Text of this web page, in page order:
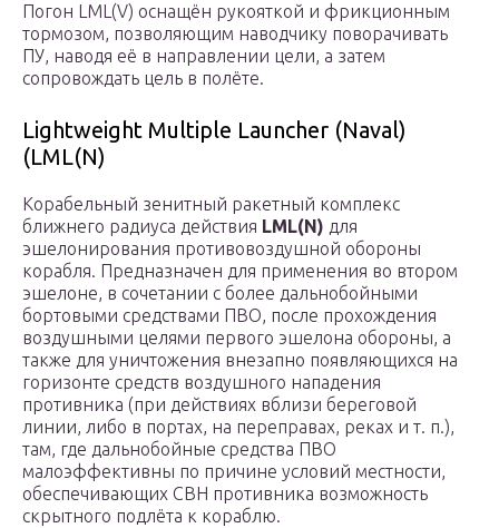
Погон LML(V) оснащён рукояткой и фрикционным
тормозом, позволяющим наводчику поворачивать
ПУ, наводя её в направлении цели, а затем
сопровождать цель в полёте.
Lightweight Multiple Launcher (Naval)
(LML(N)
Корабельный зенитный ракетный комплекс
ближнего радиуса действия LML(N) для
эшелонирования противовоздушной обороны
корабля. Предназначен для применения во втором
эшелоне, в сочетании с более дальнобойными
бортовыми средствами ПВО, после прохождения
воздушными целями первого эшелона обороны, а
также для уничтожения внезапно появляющихся на
горизонте средств воздушного нападения
противника (при действиях вблизи береговой
линии, либо в портах, на переправах, реках и т. п.),
там, где дальнобойные средства ПВО
малоэффективны по причине условий местности,
обеспечивающих СВН противника возможность
скрытного подлёта к кораблю.